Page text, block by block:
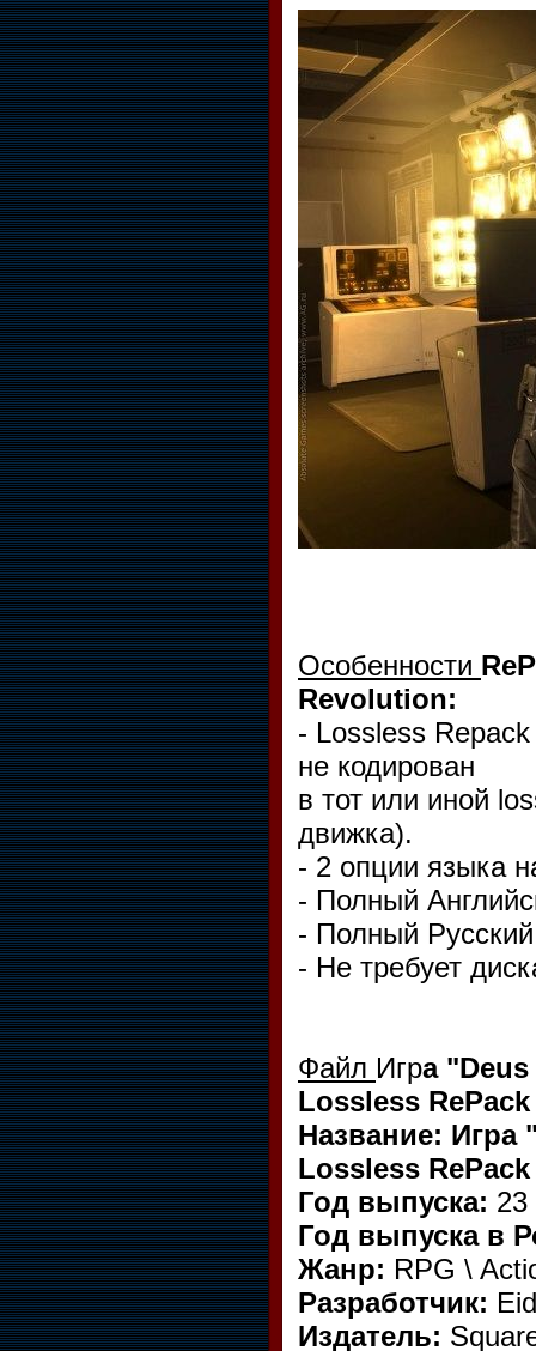
Особенности
Revolution:
- Lossless
не кодирован
в тот или иной
движка).
- 2 опции языка
- Полный
- Полный Русский
- Не требует
Файл Игра
Lossless
Название: Игра
Lossless
Год выпуска: 23
Год выпуска в
Жанр: RPG \
Разработчик:
Издатель: